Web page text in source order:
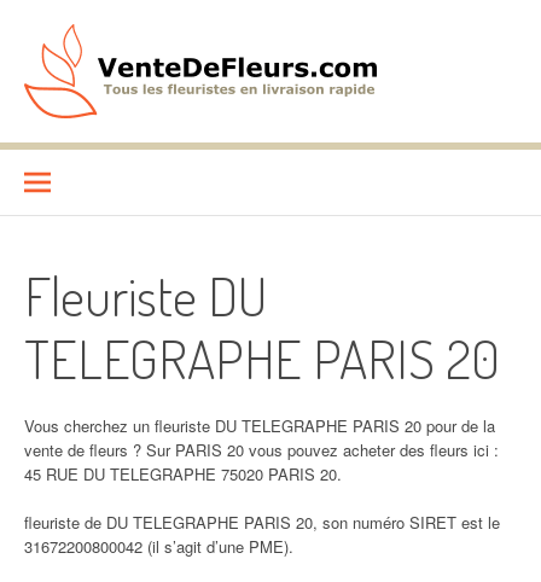
contenu
VenteDeFleurs.com
Fleuriste DU
TELEGRAPHE PARIS 20
Vous cherchez un fleuriste DU TELEGRAPHE PARIS 20 pour de la
vente de fleurs ? Sur PARIS 20 vous pouvez acheter des fleurs ici :
45 RUE DU TELEGRAPHE 75020 PARIS 20.
fleuriste de DU TELEGRAPHE PARIS 20, son numéro SIRET est le
31672200800042 (il s’agit d’une PME).